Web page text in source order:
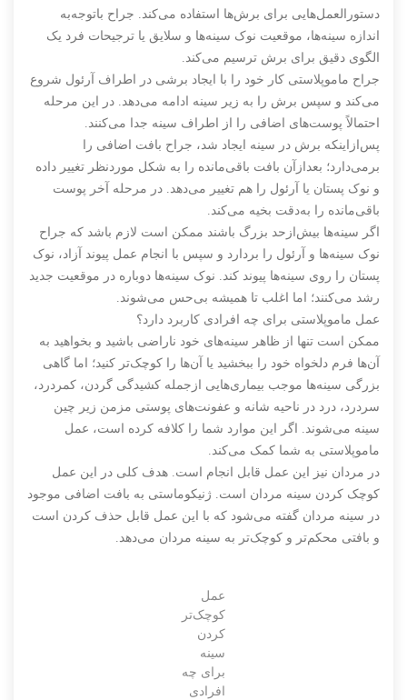
دستورالعمل‌هایی برای برش‌ها استفاده می‌کند. جراح باتوجه‌به
اندازه سینه‌ها، موقعیت نوک سینه‌ها و سلایق یا ترجیحات فرد یک
الگوی دقیق برای برش ترسیم می‌کند.
جراح ماموپلاستی کار خود را با ایجاد برشی در اطراف آرئول شروع
می‌کند و سپس برش را به زیر سینه ادامه می‌دهد. در این مرحله
احتمالاً پوست‌های اضافی را از اطراف سینه جدا می‌کنند.
پس‌ازاینکه برش در سینه ایجاد شد، جراح بافت اضافی را
برمی‌دارد؛ بعدازآن بافت باقی‌مانده را به شکل موردنظر تغییر داده
و نوک پستان یا آرئول را هم تغییر می‌دهد. در مرحله آخر پوست
باقی‌مانده را به‌دقت بخیه می‌کند.
اگر سینه‌ها بیش‌ازحد بزرگ باشند ممکن است لازم باشد که جراح
نوک سینه‌ها و آرئول را بردارد و سپس با انجام عمل پیوند آزاد، نوک
پستان را روی سینه‌ها پیوند کند. نوک سینه‌ها دوباره در موقعیت جدید
رشد می‌کنند؛ اما اغلب تا همیشه بی‌حس می‌شوند.
عمل ماموپلاستی برای چه افرادی کاربرد دارد؟
ممکن است تنها از ظاهر سینه‌های خود ناراضی باشید و بخواهید به
آن‌ها فرم دلخواه خود را ببخشید یا آن‌ها را کوچک‌تر کنید؛ اما گاهی
بزرگی سینه‌ها موجب بیماری‌هایی ازجمله کشیدگی گردن، کمردرد،
سردرد، درد در ناحیه شانه و عفونت‌های پوستی مزمن زیر چین
سینه می‌شوند. اگر این موارد شما را کلافه کرده است، عمل
ماموپلاستی به شما کمک می‌کند.
در مردان نیز این عمل قابل انجام است. هدف کلی در این عمل
کوچک کردن سینه مردان است. ژنیکوماستی به بافت اضافی موجود
در سینه مردان گفته می‌شود که با این عمل قابل حذف کردن است
و بافتی محکم‌تر و کوچک‌تر به سینه مردان می‌دهد.
عمل
کوچک‌تر
کردن
سینه
برای چه
افرادی